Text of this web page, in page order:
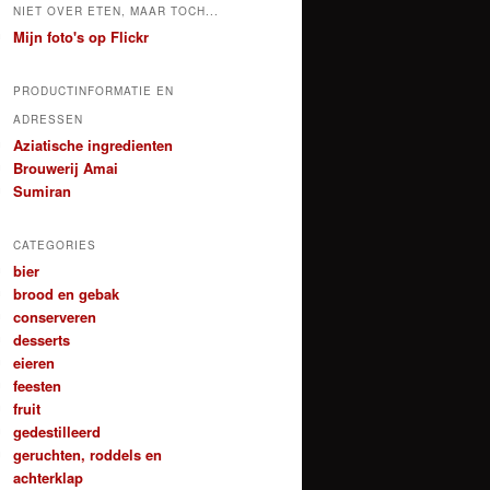
NIET OVER ETEN, MAAR TOCH...
Mijn foto's op Flickr
PRODUCTINFORMATIE EN
ADRESSEN
Aziatische ingredienten
Brouwerij Amai
Sumiran
CATEGORIES
bier
brood en gebak
conserveren
desserts
eieren
feesten
fruit
gedestilleerd
geruchten, roddels en
achterklap